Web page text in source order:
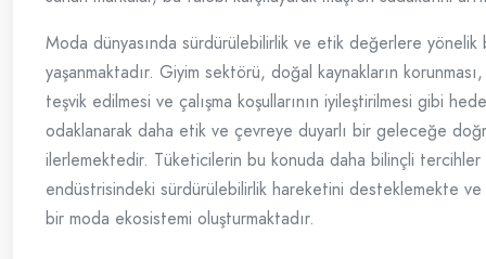
Moda dünyasında sürdürülebilirlik ve etik değerlere yönelik
yaşanmaktadır. Giyim sektörü, doğal kaynakların
teşvik edilmesi ve çalışma koşullarının iyileştirilmesi gibi
odaklanarak daha etik ve çevreye duyarlı bir geleceğe
ilerlemektedir. Tüketicilerin bu konuda daha bilinçli tercihler
endüstrisindeki sürdürülebilirlik hareketini desteklemekte
bir moda ekosistemi oluşturmaktadır.